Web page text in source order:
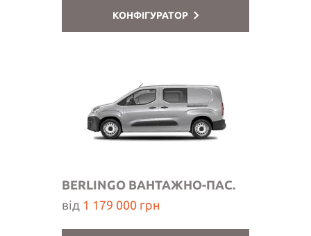
КОНФІГУРАТОР
BERLINGO ВАНТАЖНО-ПАС.
від 1 179 000 грн